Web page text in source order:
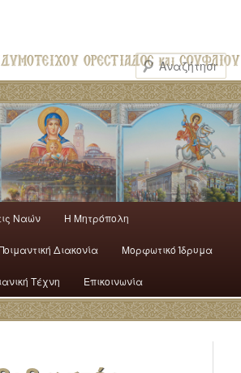
Ναών H Mητρόπολη
Διακονία Μορφωτικό Ίδρυμα
Τέχνη Επικοινωνία